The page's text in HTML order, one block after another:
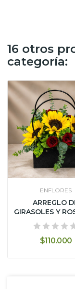
16 otros
categoría:
ENFLORES
ARREGLO
GIRASOLES Y
CARTERA
$110.000